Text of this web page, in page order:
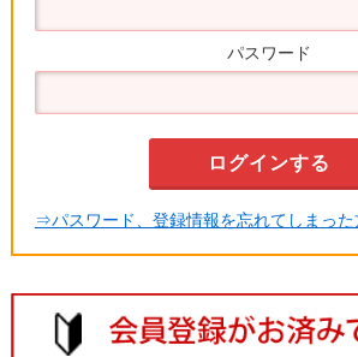
パスワード
⇒パスワード、登録情報を忘れてしまった